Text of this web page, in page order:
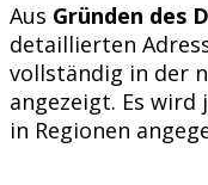
Aus Gründen des
detaillierten
vollständig in der
angezeigt. Es
in Regionen